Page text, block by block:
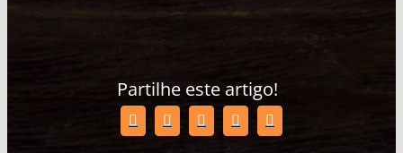
Partilhe este artigo!